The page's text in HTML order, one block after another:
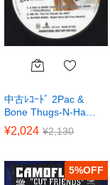
中古ﾚｺｰﾄﾞ 2Pac &
Bone Thugs-N-Ha…
¥2,024 ¥2,130
5%